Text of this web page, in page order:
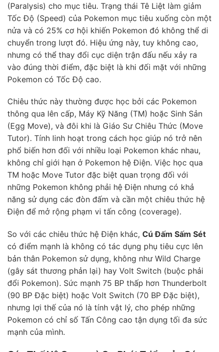
(Paralysis) cho mục tiêu. Trạng thái Tê Liệt làm giảm
Tốc Độ (Speed) của Pokemon mục tiêu xuống còn một
nửa và có 25% cơ hội khiến Pokemon đó không thể di
chuyển trong lượt đó. Hiệu ứng này, tuy không cao,
nhưng có thể thay đổi cục diện trận đấu nếu xảy ra
vào đúng thời điểm, đặc biệt là khi đối mặt với những
Pokemon có Tốc Độ cao.
Chiêu thức này thường được học bởi các Pokemon
thông qua lên cấp, Máy Kỹ Năng (TM) hoặc Sinh Sản
(Egg Move), và đôi khi là Giáo Sư Chiêu Thức (Move
Tutor). Tính linh hoạt trong cách học giúp nó trở nên
phổ biến hơn đối với nhiều loại Pokemon khác nhau,
không chỉ giới hạn ở Pokemon hệ Điện. Việc học qua
TM hoặc Move Tutor đặc biệt quan trọng đối với
những Pokemon không phải hệ Điện nhưng có khả
năng sử dụng các đòn đấm và cần một chiêu thức hệ
Điện để mở rộng phạm vi tấn công (coverage).
So với các chiêu thức hệ Điện khác, Cú Đấm Sấm Sét
có điểm mạnh là không có tác dụng phụ tiêu cực lên
bản thân Pokemon sử dụng, không như Wild Charge
(gây sát thương phản lại) hay Volt Switch (buộc phải
đổi Pokemon). Sức mạnh 75 BP thấp hơn Thunderbolt
(90 BP Đặc biệt) hoặc Volt Switch (70 BP Đặc biệt),
nhưng lợi thế của nó là tính vật lý, cho phép những
Pokemon có chỉ số Tấn Công cao tận dụng tối đa sức
mạnh của mình.